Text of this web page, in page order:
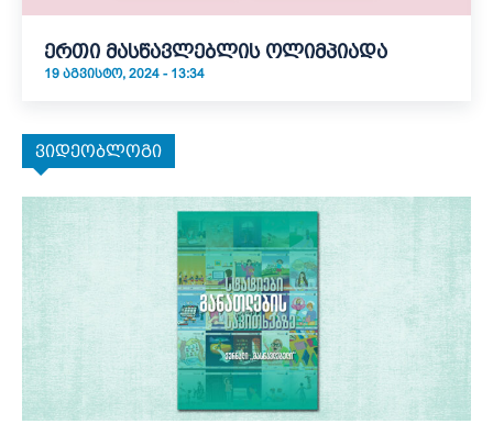
ერთი მასწავლებლის ოლიმპიადა
19 ᲐᲒᲕᲘᲡᲢᲝ, 2024 - 13:34
ვიდეობლოგი